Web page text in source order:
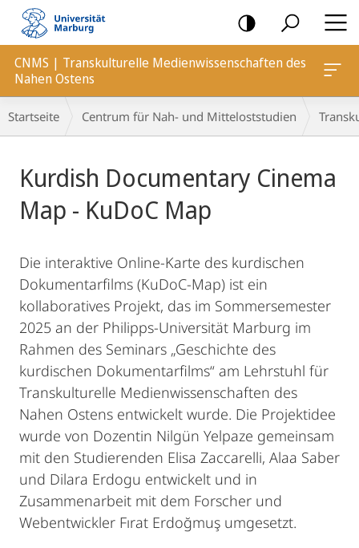
Mobile-
Navigation
CNMS | Transkulturelle Medienwissenschaften des
Nahen Ostens
Breadcrumb-
Navigation
Startseite Centrum für Nah- und Mitteloststudien
Kurdish Documentary Cinema
Map - KuDoC Map
Die interaktive Online-Karte des kurdischen
Dokumentarfilms (KuDoC-Map) ist ein
kollaboratives Projekt, das im Sommersemester
2025 an der Philipps-Universität Marburg im
Rahmen des Seminars „Geschichte des
kurdischen Dokumentarfilms“ am Lehrstuhl für
Transkulturelle Medienwissenschaften des
Nahen Ostens entwickelt wurde. Die Projektidee
wurde von Dozentin Nilgün Yelpaze gemeinsam
mit den Studierenden Elisa Zaccarelli, Alaa Saber
und Dilara Erdogu entwickelt und in
Zusammenarbeit mit dem Forscher und
Webentwickler Fırat Erdoğmuş umgesetzt.